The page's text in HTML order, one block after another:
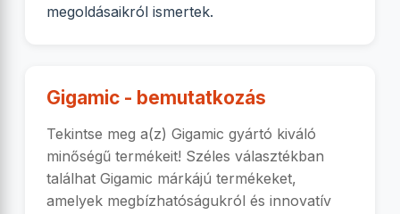
megoldásaikról ismertek.
Gigamic - bemutatkozás
Tekintse meg a(z) Gigamic gyártó kiváló
minőségű termékeit! Széles választékban
találhat Gigamic márkájú termékeket,
amelyek megbízhatóságukról és innovatív